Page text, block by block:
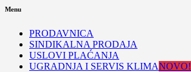
Menu
PRODAVNICA
SINDIKALNA PRODAJA
USLOVI PLAĆANJA
UGRADNJA I SERVIS KLIMANOVO!